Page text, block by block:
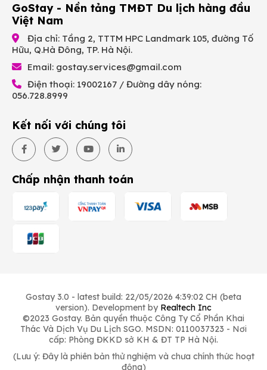
GoStay - Nền tảng TMĐT Du lịch hàng đầu
Việt Nam
Địa chỉ: Tầng 2, TTTM HPC Landmark 105, đường Tố
Hữu, Q.Hà Đông, TP. Hà Nội.
Email: gostay.services@gmail.com
Điện thoại: 19002167 / Đường dây nóng:
056.728.8999
Kết nối với chúng tôi
Chấp nhận thanh toán
Gostay 3.0 - latest build: 22/05/2026 4:39:02 CH (beta
version). Development by Realtech Inc
©2023 Gostay. Bản quyền thuộc Công Ty Cổ Phần Khai
Thác Và Dịch Vụ Du Lịch SGO. MSDN: 0110037323 - Nơi
cấp: Phòng ĐKKD sở KH & ĐT TP Hà Nội.
(Lưu ý: Đây là phiên bản thử nghiệm và chưa chính thức hoạt
động)